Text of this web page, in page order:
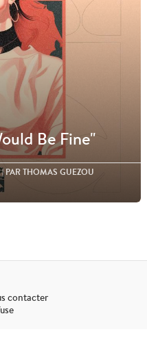
Be Fine"
| PAR THOMAS GUEZOU
contacter